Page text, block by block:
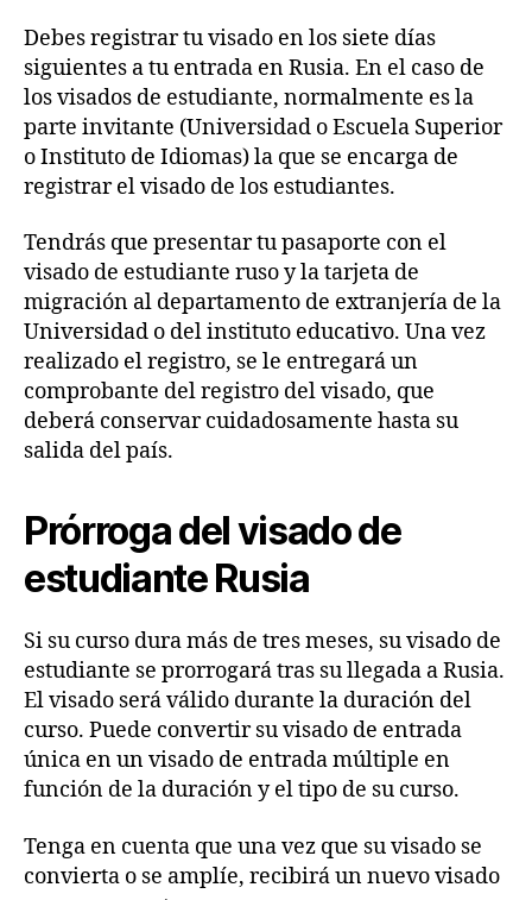
Debes registrar tu visado en los siete días
siguientes a tu entrada en Rusia. En el caso de
los visados de estudiante, normalmente es la
parte invitante (Universidad o Escuela Superior
o Instituto de Idiomas) la que se encarga de
registrar el visado de los estudiantes.
Tendrás que presentar tu pasaporte con el
visado de estudiante ruso y la tarjeta de
migración al departamento de extranjería de la
Universidad o del instituto educativo. Una vez
realizado el registro, se le entregará un
comprobante del registro del visado, que
deberá conservar cuidadosamente hasta su
salida del país.
Prórroga del visado de
estudiante Rusia
Si su curso dura más de tres meses, su visado de
estudiante se prorrogará tras su llegada a Rusia.
El visado será válido durante la duración del
curso. Puede convertir su visado de entrada
única en un visado de entrada múltiple en
función de la duración y el tipo de su curso.
Tenga en cuenta que una vez que su visado se
convierta o se amplíe, recibirá un nuevo visado